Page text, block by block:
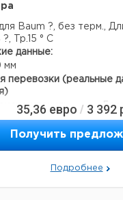
Baum ?, без терм.,
Tp.15 ° C
данные:
мм
перевозки (реальные
транспортировки:10-
35,36 евро / 3 392
Получить
Подробнее